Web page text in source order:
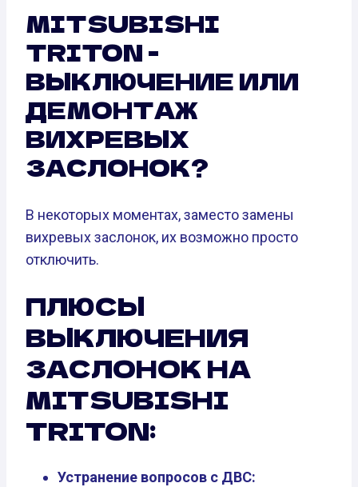
MITSUBISHI
TRITON -
ВЫКЛЮЧЕНИЕ ИЛИ
ДЕМОНТАЖ
ВИХРЕВЫХ
ЗАСЛОНОК?
В некоторых моментах, заместо замены
вихревых заслонок, их возможно просто
отключить.
ПЛЮСЫ
ВЫКЛЮЧЕНИЯ
ЗАСЛОНОК НА
MITSUBISHI
TRITON:
Устранение вопросов с ДВС: